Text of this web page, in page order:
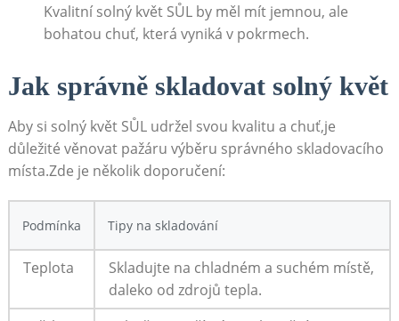
Kvalitní ‌solný květ SŮL by měl mít jemnou, ale
bohatou chuť, která vyniká v⁢ pokrmech.
Jak správně skladovat solný květ
Aby si solný květ SŮL udržel svou kvalitu a chuť,je
důležité věnovat pažáru výběru správného skladovacího
místa.Zde je několik doporučení:
Podmínka Tipy na skladování
Teplota
Skladujte‍ na chladném a suchém místě,
daleko od zdrojů tepla.